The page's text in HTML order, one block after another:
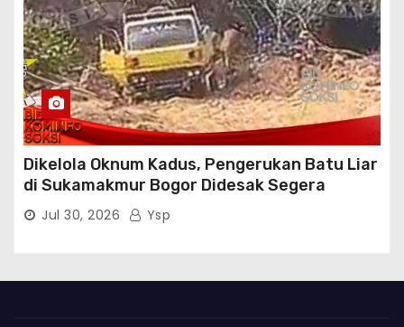
Dikelola Oknum Kadus, Pengerukan Batu Liar
di Sukamakmur Bogor Didesak Segera
Ditindak Hukum
Jul 30, 2026 Ysp